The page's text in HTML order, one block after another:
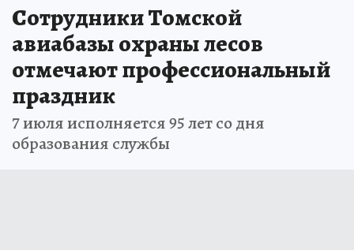
Сотрудники Томской
авиабазы охраны лесов
отмечают профессиональный
праздник
7 июля исполняется 95 лет со дня
образования службы